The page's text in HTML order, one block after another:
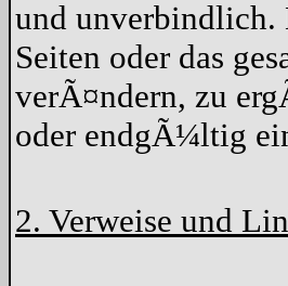
und unverbindlich.
Seiten oder das
verÃ¤ndern, zu
oder endgÃ¼ltig
2. Verweise und